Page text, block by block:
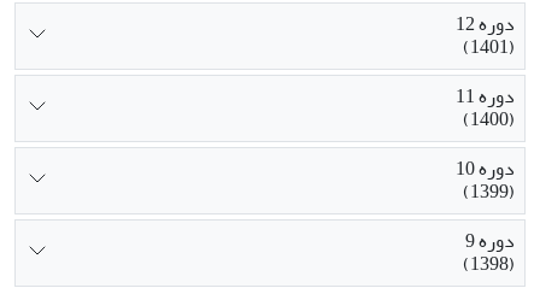
دوره 12
(1401)
دوره 11
(1400)
دوره 10
(1399)
دوره 9
(1398)